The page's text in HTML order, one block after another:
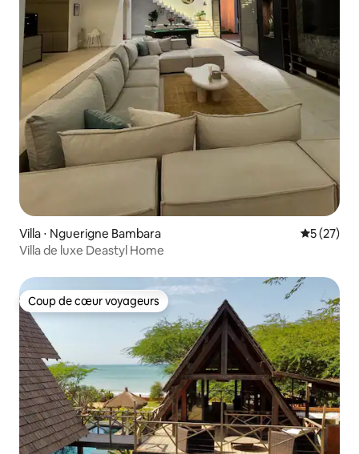
Villa ⋅ Nguerigne Bambara
5 (27)
Villa de luxe Deastyl Home
Coup de cœur voyageurs
Coup de cœur voyageurs